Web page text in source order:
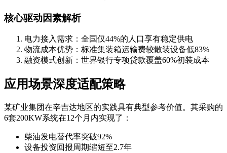
核心驱动因素解析
电力接入需求：全国仅44%的人口享有稳定供电
物流成本优势：标准集装箱运输费较散装设备低83%
融资模式创新：世界银行专项贷款覆盖60%初装成本
应用场景深度适配策略
某矿业集团在辛吉达地区的实践具有典型参考价值。其采购的
6套200KW系统在12个月内实现了：
柴油发电替代率突破92%
设备投资回报周期缩短至2.7年